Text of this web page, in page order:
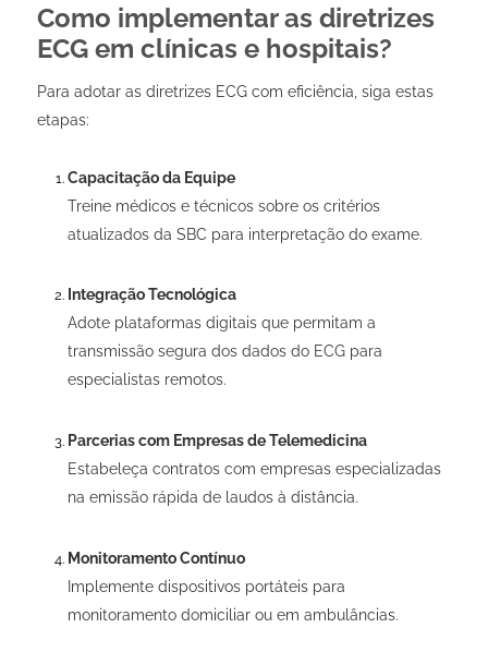
Como implementar as diretrizes
ECG em clínicas e hospitais?
Para adotar as diretrizes ECG com eficiência, siga estas
etapas:
Capacitação da Equipe
Treine médicos e técnicos sobre os critérios
atualizados da SBC para interpretação do exame.
Integração Tecnológica
Adote plataformas digitais que permitam a
transmissão segura dos dados do ECG para
especialistas remotos.
Parcerias com Empresas de Telemedicina
Estabeleça contratos com empresas especializadas
na emissão rápida de laudos à distância.
Monitoramento Contínuo
Implemente dispositivos portáteis para
monitoramento domiciliar ou em ambulâncias.